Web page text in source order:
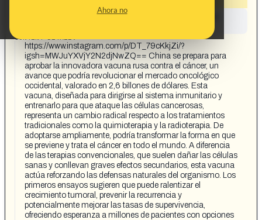
Ahora no
This content has not yet been investigated by the
CONTENT DETAIL:
https://www.instagram.com/p/DT_79cKkjZi/?
igsh=MWJuYXVjY2N2djNwZQ== China se prepara para
aprobar la innovadora vacuna rusa contra el cáncer, un
avance que podría revolucionar el mercado oncológico
occidental, valorado en 2,6 billones de dólares. Esta
vacuna, diseñada para dirigirse al sistema inmunitario y
entrenarlo para que ataque las células cancerosas,
representa un cambio radical respecto a los tratamientos
tradicionales como la quimioterapia y la radioterapia. De
adoptarse ampliamente, podría transformar la forma en que
se previene y trata el cáncer en todo el mundo. A diferencia
de las terapias convencionales, que suelen dañar las células
sanas y conllevan graves efectos secundarios, esta vacuna
actúa reforzando las defensas naturales del organismo. Los
primeros ensayos sugieren que puede ralentizar el
crecimiento tumoral, prevenir la recurrencia y
potencialmente mejorar las tasas de supervivencia,
ofreciendo esperanza a millones de pacientes con opciones